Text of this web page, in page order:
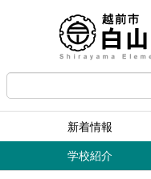
新着情報
学校紹介